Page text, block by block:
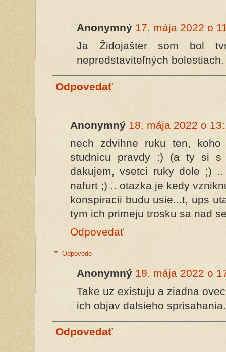
Anonymný 17. mája 2022 o
Ja Židojašter som bol
nepredstaviteľných bolestiach.
Odpovedať
Anonymný 18. mája 2022 o
nech zdvihne ruku ten,
studnicu pravdy :) (a ty si s
dakujem, vsetci ruky dole ;)
nafurt ;) .. otazka je kedy
konspiracii budu usie...t, ups
tym ich primeju trosku sa nad
Odpovedať
Odpovede
Anonymný 19. mája 2022 o
Take uz existuju a ziadna
ich objav dalsieho sprisahania.
Odpovedať